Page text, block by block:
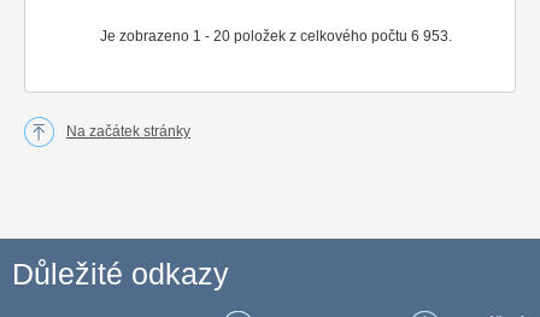
Je zobrazeno 1 - 20 položek z celkového počtu 6 953.
Na začátek stránky
Důležité odkazy